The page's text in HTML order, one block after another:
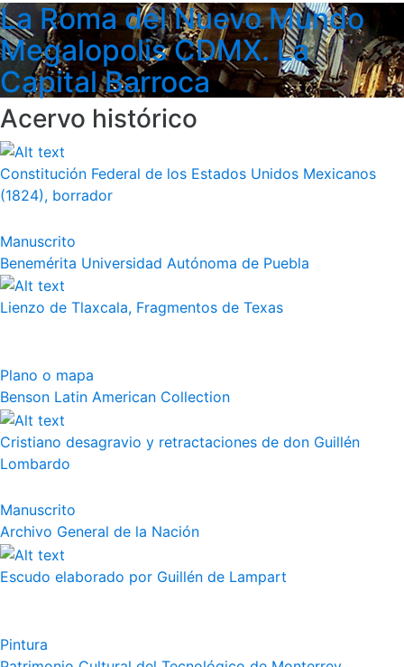
La Roma del Nuevo Mundo
Megalopolis CDMX. La
Capital Barroca
Acervo histórico
Constitución Federal de los Estados Unidos Mexicanos
(1824), borrador
Manuscrito
Benemérita Universidad Autónoma de Puebla
Lienzo de Tlaxcala, Fragmentos de Texas
Plano o mapa
Benson Latin American Collection
Cristiano desagravio y retractaciones de don Guillén
Lombardo
Manuscrito
Archivo General de la Nación
Escudo elaborado por Guillén de Lampart
Pintura